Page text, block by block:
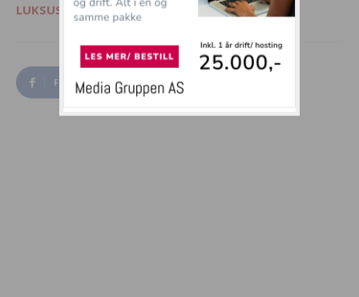
LUKSUSFERIE.NO - Ferie på sitt beste
Facebook Twitter